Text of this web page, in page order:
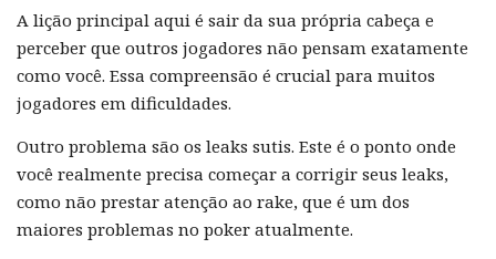
A lição principal aqui é sair da sua própria cabeça e
perceber que outros jogadores não pensam exatamente
como você. Essa compreensão é crucial para muitos
jogadores em dificuldades.
Outro problema são os leaks sutis. Este é o ponto onde
você realmente precisa começar a corrigir seus leaks,
como não prestar atenção ao rake, que é um dos
maiores problemas no poker atualmente.